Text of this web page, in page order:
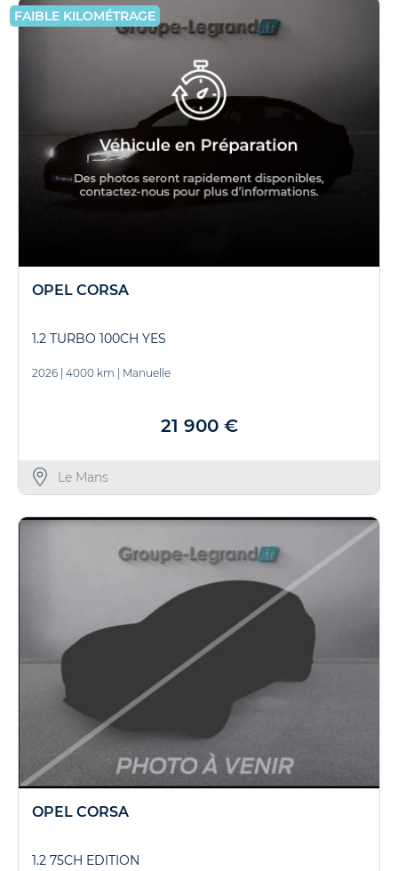
FAIBLE KILOMÉTRAGE
OPEL CORSA
1.2 TURBO 100CH YES
2026 4000 km Manuelle
21 900 €
Le Mans
OPEL CORSA
1.2 75CH EDITION